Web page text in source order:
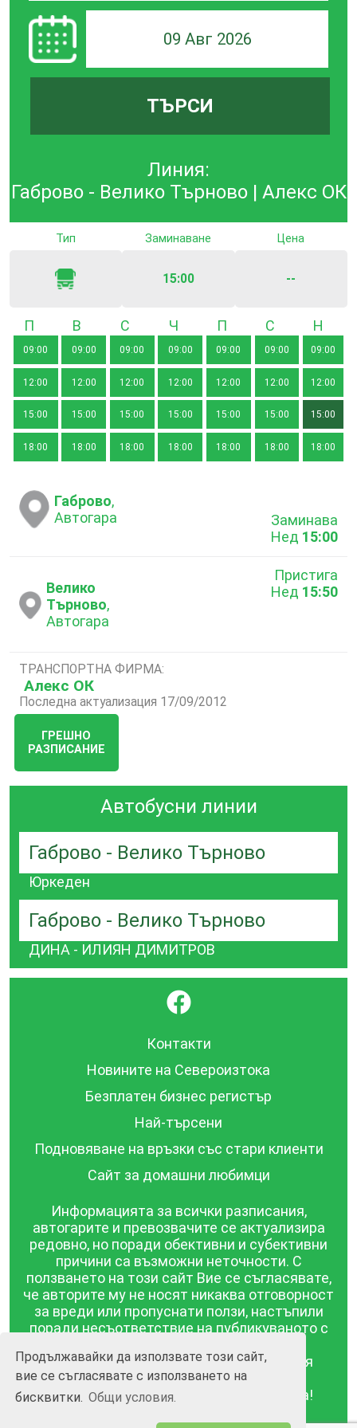
Продължавайки да използвате този сайт,
вие се съгласявате с използването на
бисквитки. Общи условия.
09 Авг 2026
ТЪРСИ
Линия:
Габрово - Велико Търново | Алекс ОК
Тип Заминаване
15:00
Цена
--
Понеделник
09:00
12:00
15:00
18:00
Вторник
09:00
12:00
15:00
18:00
09:00
12:00
15:00
18:00
Четвъртък
09:00
12:00
15:00
18:00
09:00
12:00
15:00
18:00
Събота
09:00
12:00
15:00
18:00
09:00
12:00
15:00
18:00
Габрово,
Автогара
Заминава
Нед 15:00
Велико
Търново,
Автогара
Пристига
Нед 15:50
ТРАНСПОРТНА ФИРМА:
Алекс ОК
Последна актуализация 17/09/2012
ГРЕШНО
РАЗПИСАНИЕ
Автобусни линии
Габрово - Велико Търново
Юркеден
Габрово - Велико Търново
ДИНА - ИЛИЯН ДИМИТРОВ
}
Контакти
Новините на Североизтока
Безплатен бизнес регистър
Най-търсени
Подновяване на връзки със стари клиенти
Сайт за домашни любимци
Информацията за всички разписания,
автогарите и превозвачите се актуализира
редовно, но поради обективни и субективни
причини са възможни неточности. С
ползването на този сайт Вие се съгласявате,
че авторите му не носят никаква отговорност
за вреди или пропуснати ползи, настъпили
поради несъответствие на публикуваното с
публикувана в този сайт се предоставя
такава каквато е, без гаранция за
съответствието ѝ с действителността!